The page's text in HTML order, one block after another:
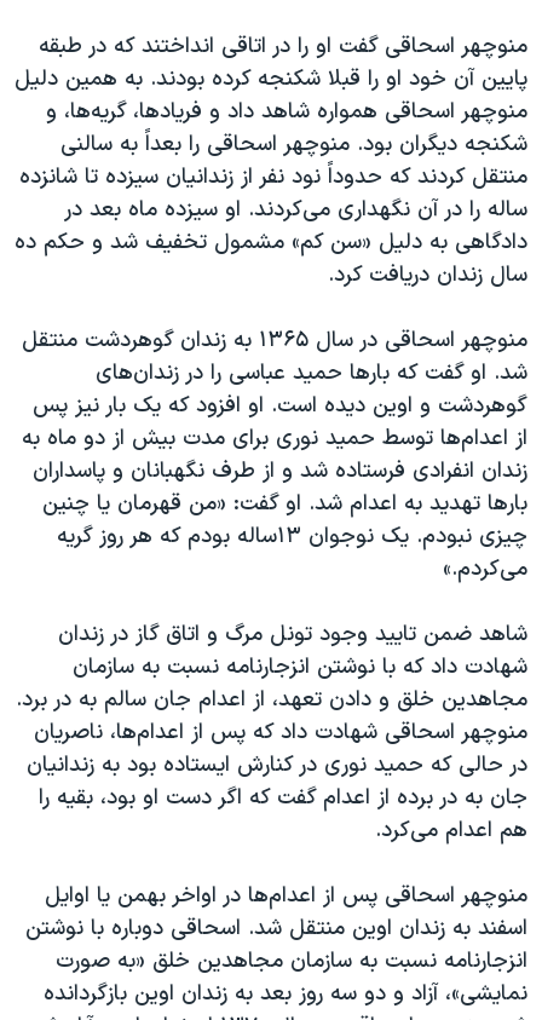
منوچهر اسحاقی گفت او را در اتاقی انداختند که در طبقه
پایین آن خود او را قبلا شکنجه کرده‌ بودند. به همین دلیل
منوچهر اسحاقی همواره شاهد داد و فریادها، گریه‌ها، و
شکنجه دیگران بود. منوچهر اسحاقی را بعداً به سالنی
منتقل کردند که حدوداً نود نفر از زندانیان سیزده تا شانزده
ساله را در آن نگهداری می‌کردند. او سیزده ماه بعد در
دادگاهی به دلیل «سن کم» مشمول تخفیف شد و حکم ده
سال زندان دریافت کرد.
منوچهر اسحاقی در سال ۱۳۶۵ به زندان گوهردشت منتقل
شد. او گفت که بارها حمید عباسی را در زندان‌های
گوهردشت و اوین دیده است. او افزود که یک بار نیز پس
از اعدام‌ها توسط حمید نوری برای مدت بیش از دو ماه به
زندان انفرادی فرستاده شد و از طرف نگهبانان و پاسداران
بارها تهدید به اعدام شد. او گفت: «من قهرمان یا چنین
چیزی نبودم. یک نوجوان ۱۳ساله بودم که هر روز گریه
می‌کردم.»
شاهد ضمن تایید وجود تونل مرگ و اتاق گاز در زندان
شهادت داد که با نوشتن انزجارنامه نسبت به سازمان
مجاهدین خلق و دادن تعهد، از اعدام جان سالم به در برد.
منوچهر اسحاقی شهادت داد که پس از اعدام‌ها، ناصریان
در حالی که حمید نوری در کنارش ایستاده بود به زندانیان
جان به در برده از اعدام گفت که اگر دست او بود، بقیه را
هم اعدام می‌کرد.
منوچهر اسحاقی پس از اعدام‌ها در اواخر بهمن یا اوایل
اسفند به زندان اوین منتقل شد. اسحاقی دوباره با نوشتن
انزجارنامه نسبت به سازمان مجاهدین خلق «به صورت
نمایشی»، آزاد و دو سه روز بعد به زندان اوین بازگردانده